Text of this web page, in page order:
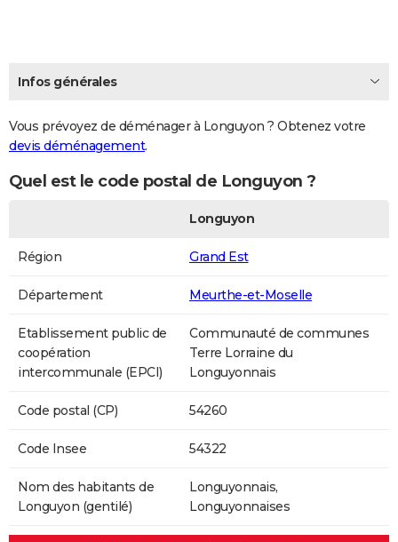
Infos générales
Vous prévoyez de déménager à Longuyon ? Obtenez votre
devis déménagement.
Quel est le code postal de Longuyon ?
Longuyon
Région Grand Est
Département Meurthe-et-Moselle
Etablissement public de
coopération
intercommunale (EPCI)
Communauté de communes
Terre Lorraine du
Longuyonnais
Code postal (CP) 54260
Code Insee 54322
Nom des habitants de
Longuyon (gentilé)
Longuyonnais,
Longuyonnaises